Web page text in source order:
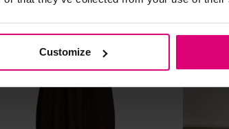
Customize
van het
niet
- 40% - 50%